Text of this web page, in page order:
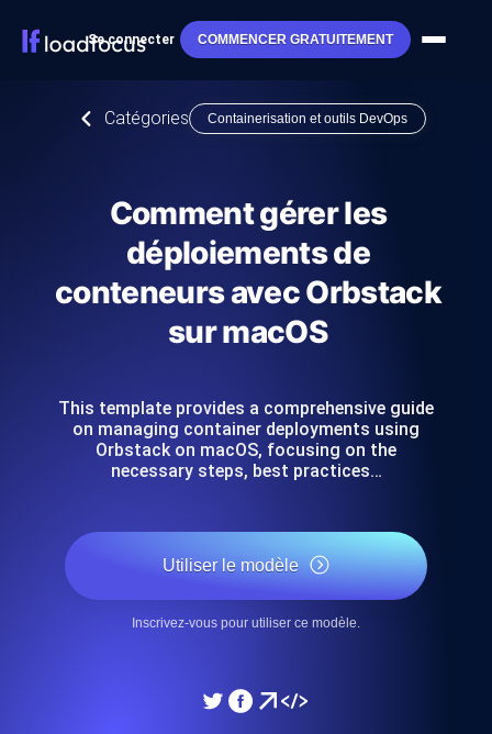
Se connecter COMMENCER GRATUITEMENT
Catégories Containerisation et outils DevOps
Comment gérer les
déploiements de
conteneurs avec Orbstack
sur macOS
This template provides a comprehensive guide
on managing container deployments using
Orbstack on macOS, focusing on the
necessary steps, best practices…
Utiliser le modèle
Inscrivez-vous pour utiliser ce modèle.